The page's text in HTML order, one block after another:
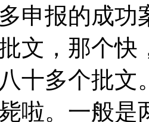
申报的成功
文，那个
十多个批文
啦。一般是